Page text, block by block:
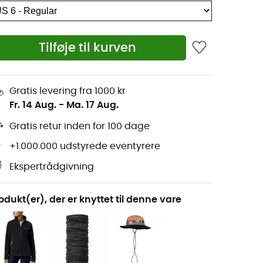
Tilføje til kurven
Gratis levering fra 1000 kr
Fr. 14 Aug. - Ma. 17 Aug.
Gratis retur inden for 100 dage
+1.000.000 udstyrede eventyrere
Ekspertrådgivning
der er knyttet til denne vare